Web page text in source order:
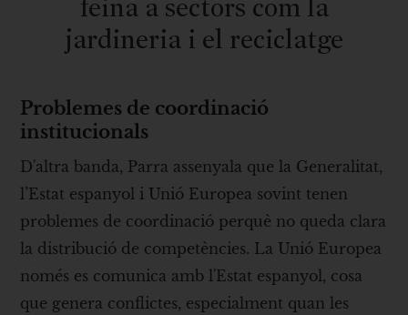
feina a sectors com la
jardineria i el reciclatge
Problemes de coordinació
institucionals
D'altra banda, Parra assenyala que la Generalitat,
l’Estat espanyol i Unió Europea sovint tenen
problemes de coordinació perquè no queda clara
la distribució de competències. La Unió Europea
només es comunica amb l'Estat espanyol, cosa
que genera conflictes, especialment quan les